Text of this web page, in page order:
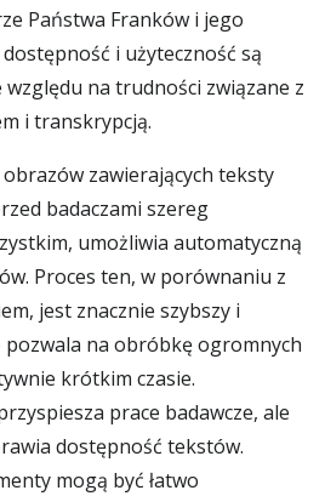
Państwa Franków i jego
i użyteczność są
na trudności związane z
i transkrypcją.
zawierających teksty
badaczami szereg
umożliwia automatyczną
Proces ten, w porównaniu z
jest znacznie szybszy i
na obróbkę ogromnych
krótkim czasie.
prace badawcze, ale
dostępność tekstów.
mogą być łatwo